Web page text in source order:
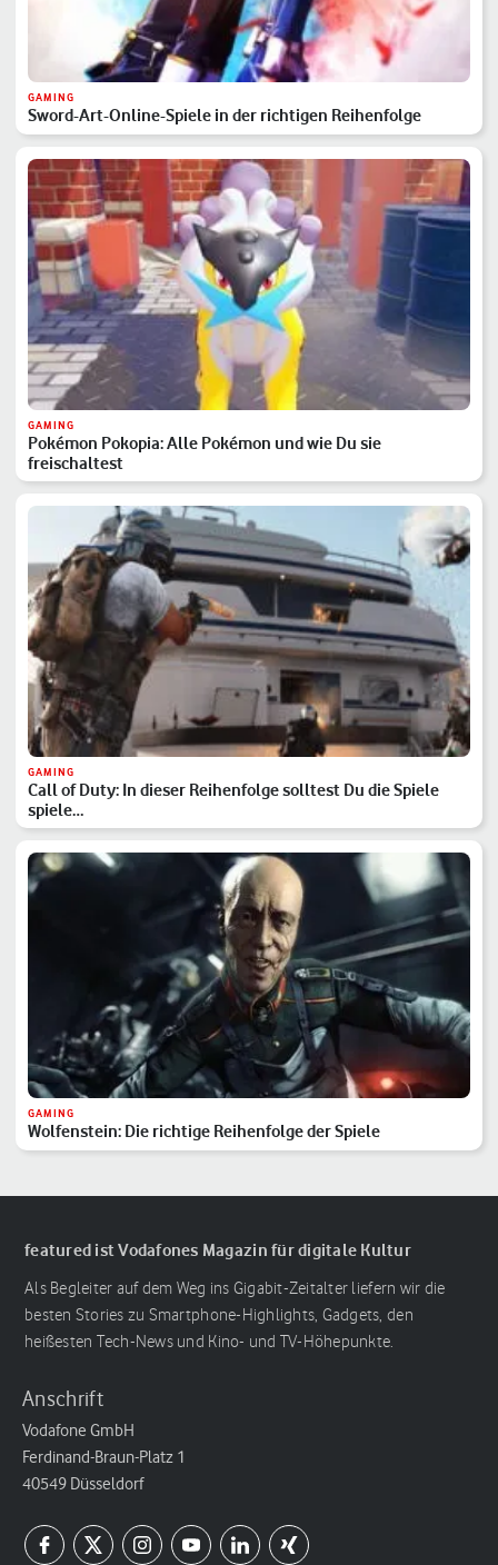
GAMING
Sword-Art-Online-Spiele in der richtigen Reihenfolge
GAMING
Pokémon Pokopia: Alle Pokémon und wie Du sie
freischaltest
GAMING
Call of Duty: In dieser Reihenfolge solltest Du die Spiele
spiele…
GAMING
Wolfenstein: Die richtige Reihenfolge der Spiele
featured ist Vodafones Magazin für digitale Kultur
Als Begleiter auf dem Weg ins Gigabit-Zeitalter liefern wir die
besten Stories zu Smartphone-Highlights, Gadgets, den
heißesten Tech-News und Kino- und TV-Höhepunkte.
Anschrift
Vodafone GmbH
Ferdinand-Braun-Platz 1
40549 Düsseldorf